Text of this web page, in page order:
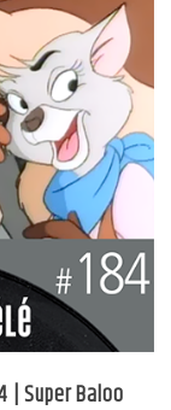
| Super Baloo